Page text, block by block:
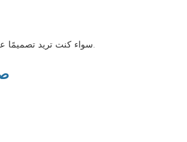
سواء كنت تريد تصميمًا عصريًا بسيطًا أو مظهرًا احتفاليًا للعطلات، يمكننا إنتاج عبوات تكمل هوية علامتك التجارية بشكل مثالي.